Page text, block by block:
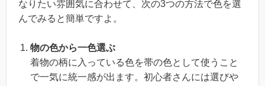
なりたい雰囲気に合わせて、次の3つの方法で色を選
んでみると簡単ですよ。
物の色から一色選ぶ
着物の柄に入っている色を帯の色として使うこと
で一気に統一感が出ます。初心者さんには選びや